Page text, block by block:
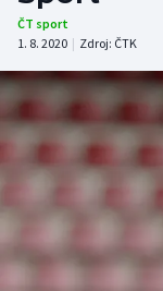
Atletika
Cyklistika
DALŠÍ SPORTY
Baseball a softbal
Soutěže
ČT sport
1. 8. 2020 | Zdroj: ČTK